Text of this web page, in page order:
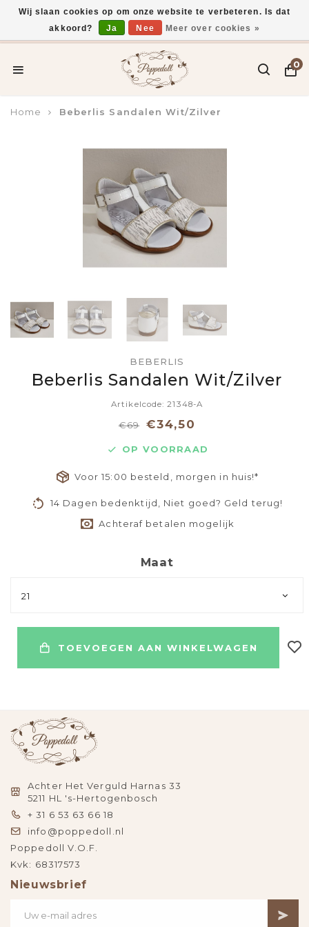
Voor 15:00 uur besteld, vandaag verzonden*
0
Home Beberlis Sandalen Wit/Zilver
BEBERLIS
Beberlis Sandalen Wit/Zilver
Artikelcode: 21348-A
€69 €34,50
OP VOORRAAD
Voor 15:00 besteld, morgen in huis!*
14 Dagen bedenktijd, Niet goed? Geld terug!
Achteraf betalen mogelijk
Maat
21
TOEVOEGEN AAN WINKELWAGEN
Achter Het Verguld Harnas 33
5211 HL 's-Hertogenbosch
+ 31 6 53 63 66 18
info@poppedoll.nl
Poppedoll V.O.F.
Kvk: 68317573
Nieuwsbrief
Wij slaan cookies op om onze website te verbeteren. Is dat
akkoord?
Ja Nee Meer over cookies »